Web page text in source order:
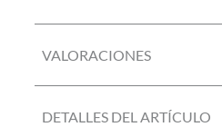
VALORACIONES
DETALLES DEL ARTÍCULO